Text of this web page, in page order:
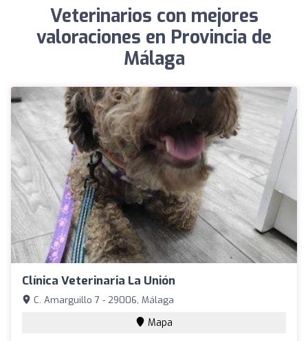
Veterinarios con mejores
valoraciones en Provincia de
Málaga
Clínica Veterinaria La Unión
C. Amarguillo 7 - 29006, Málaga
Mapa